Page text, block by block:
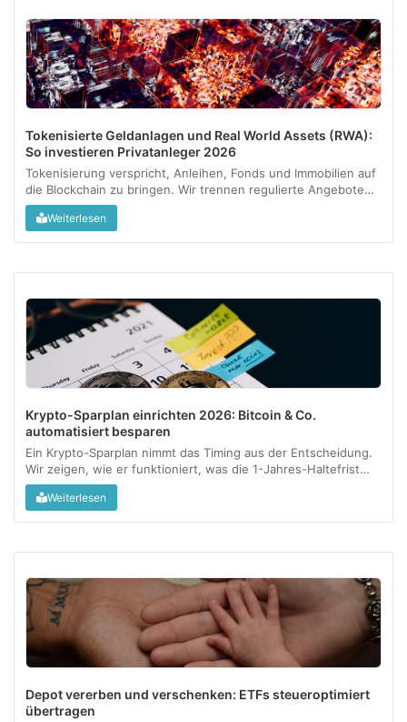
Tokenisierte Geldanlagen und Real World Assets (RWA):
So investieren Privatanleger 2026
Tokenisierung verspricht, Anleihen, Fonds und Immobilien auf
die Blockchain zu bringen. Wir trennen regulierte Angebote
vom Graumarkt und zeigen, was als kleine Beimischung
sinnvoll sein kann....
Weiterlesen
Krypto-Sparplan einrichten 2026: Bitcoin & Co.
automatisiert besparen
Ein Krypto-Sparplan nimmt das Timing aus der Entscheidung.
Wir zeigen, wie er funktioniert, was die 1-Jahres-Haltefrist
steuerlich bedeutet und für wen sich das wirklich lohnt....
Weiterlesen
Depot vererben und verschenken: ETFs steueroptimiert
übertragen